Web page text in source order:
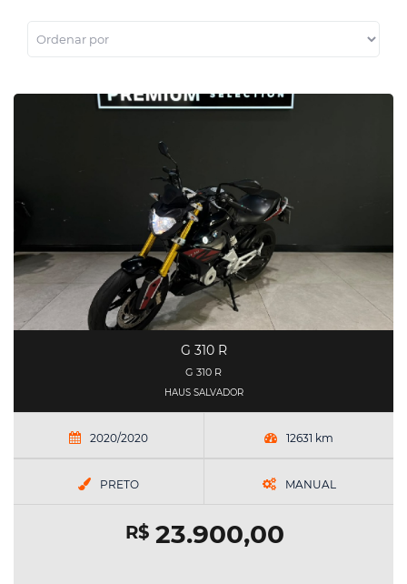
G 310 R
G 310 R
HAUS SALVADOR
2020/2020 12631 km
PRETO MANUAL
R$23.900,00